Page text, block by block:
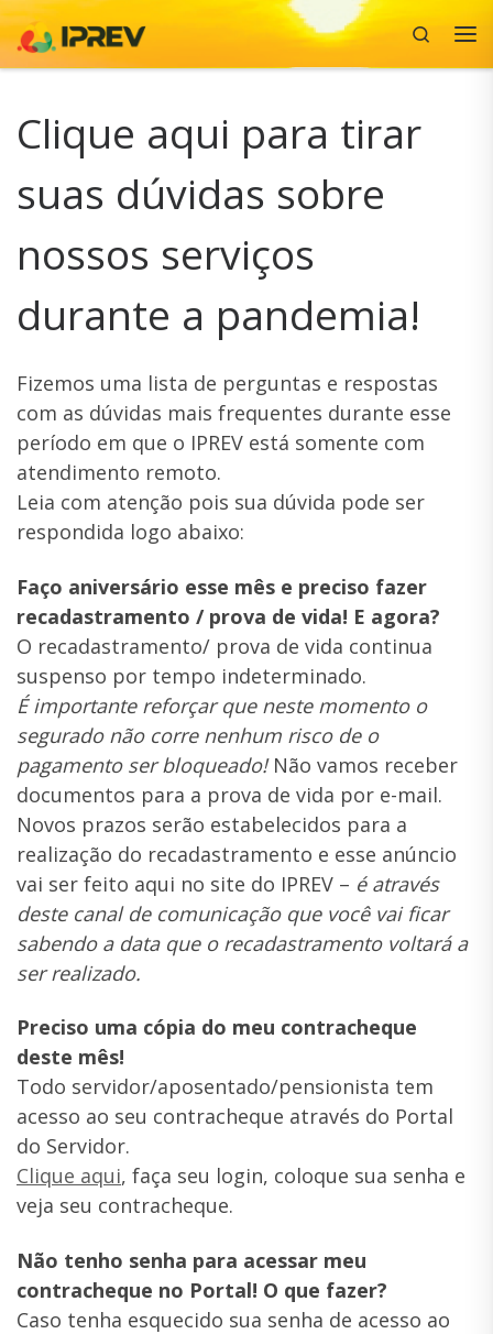
Skip to content
Search
Clique aqui para tirar
suas dúvidas sobre
nossos serviços
durante a pandemia!
Fizemos uma lista de perguntas e respostas
com as dúvidas mais frequentes durante esse
período em que o IPREV está somente com
atendimento remoto.
Leia com atenção pois sua dúvida pode ser
respondida logo abaixo:
Faço aniversário esse mês e preciso fazer
recadastramento / prova de vida! E agora?
O recadastramento/ prova de vida continua
suspenso por tempo indeterminado.
É importante reforçar que neste momento o
segurado não corre nenhum risco de o
pagamento ser bloqueado!Não vamos receber
documentos para a prova de vida por e-mail.
Novos prazos serão estabelecidos para a
realização do recadastramento e esse anúncio
vai ser feito aqui no site do IPREV – é através
deste canal de comunicação que você vai ficar
sabendo a data que o recadastramento voltará a
ser realizado.
Preciso uma cópia do meu contracheque
deste mês!
Todo servidor/aposentado/pensionista tem
acesso ao seu contracheque através do Portal
do Servidor.
Clique aqui, faça seu login, coloque sua senha e
veja seu contracheque.
Não tenho senha para acessar meu
contracheque no Portal! O que fazer?
Caso tenha esquecido sua senha de acesso ao